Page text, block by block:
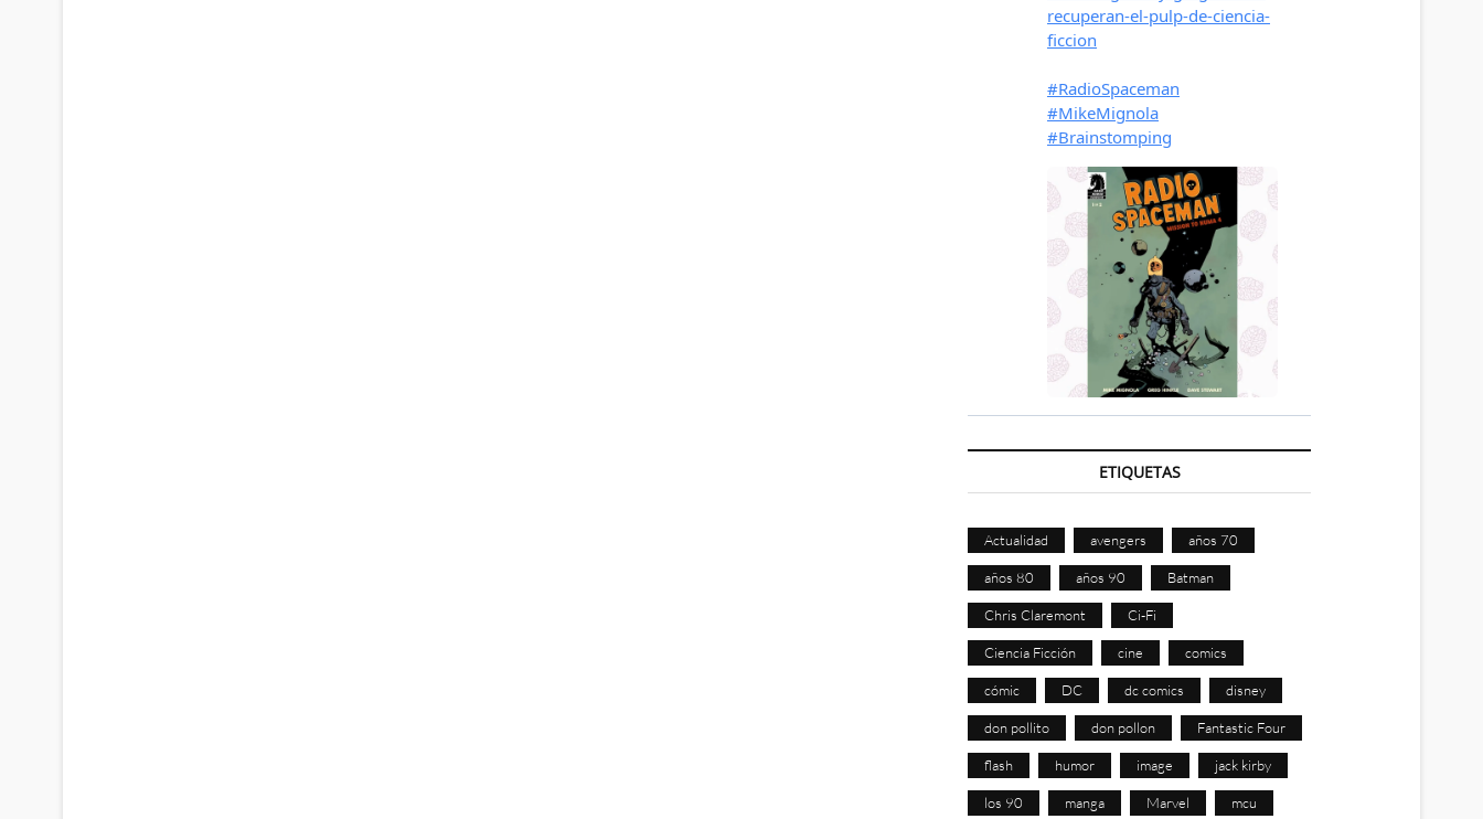
ETIQUETAS
Actualidad avengers años 70
años 80 años 90 Batman
Chris Claremont Ci-Fi
Ciencia Ficción cine comics
cómic DC dc comics disney
don pollito don pollon Fantastic Four
flash humor image jack kirby
los 90 manga Marvel mcu